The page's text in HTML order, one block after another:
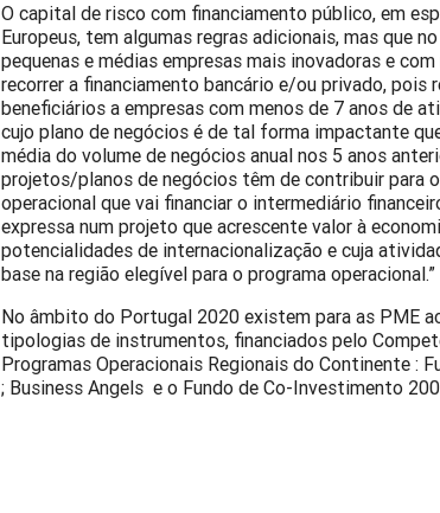
O capital de risco com financiamento público, em
Europeus, tem algumas regras adicionais, mas que
pequenas e médias empresas mais inovadoras e
recorrer a financiamento bancário e/ou privado, pois
beneficiários a empresas com menos de 7 anos de
cujo plano de negócios é de tal forma impactante
média do volume de negócios anual nos 5 anos
projetos/planos de negócios têm de contribuir para
operacional que vai financiar o intermediário
expressa num projeto que acrescente valor à
potencialidades de internacionalização e cuja
base na região elegível para o programa operacional.”
No âmbito do Portugal 2020 existem para as PME
tipologias de instrumentos, financiados pelo
Programas Operacionais Regionais do Continente :
; Business Angels e o Fundo de Co-Investimento